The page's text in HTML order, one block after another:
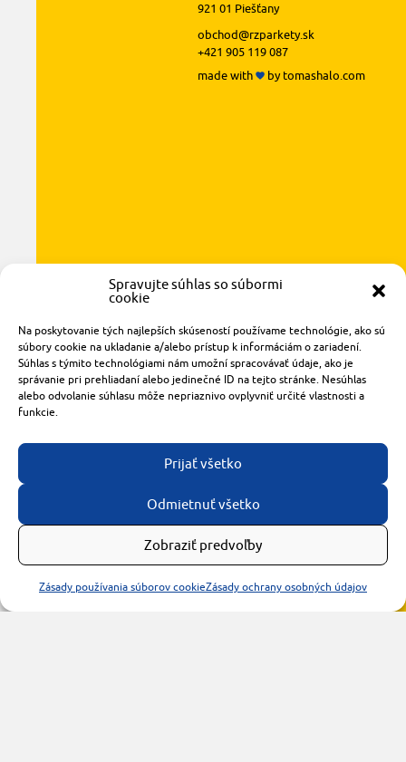
Spravujte súhlas so súbormi
cookie
Na poskytovanie tých najlepších skúseností používame technológie, ako sú
súbory cookie na ukladanie a/alebo prístup k informáciám o zariadení.
Súhlas s týmito technológiami nám umožní spracovávať údaje, ako je
správanie pri prehliadaní alebo jedinečné ID na tejto stránke. Nesúhlas
alebo odvolanie súhlasu môže nepriaznivo ovplyvniť určité vlastnosti a
funkcie.
Prijať všetko
Odmietnuť všetko
Zobraziť predvoľby
Zásady používania súborov cookieZásady ochrany osobných údajov
921 01 Piešťany
obchod@rzparkety.sk
+421 905 119 087
made with
bytomashalo.com